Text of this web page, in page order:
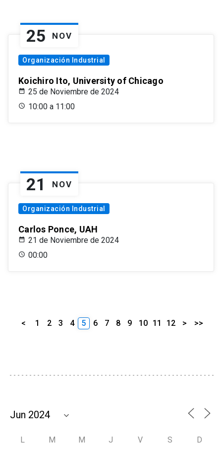
25 NOV
Organización Industrial
Koichiro Ito, University of Chicago
25 de Noviembre de 2024
10:00 a 11:00
21 NOV
Organización Industrial
Carlos Ponce, UAH
21 de Noviembre de 2024
00:00
< 1 2 3 4 5 6 7 8 9 10 11 12 > >>
L M M J V S D